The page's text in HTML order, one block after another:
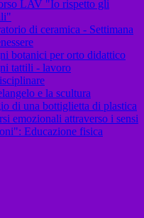
LAV "Io rispetto gli
di ceramica - Settimana
botanici per orto didattico
tattili - lavoro
e la scultura
di una bottiglietta di plastica
emozionali attraverso i sensi
Educazione fisica